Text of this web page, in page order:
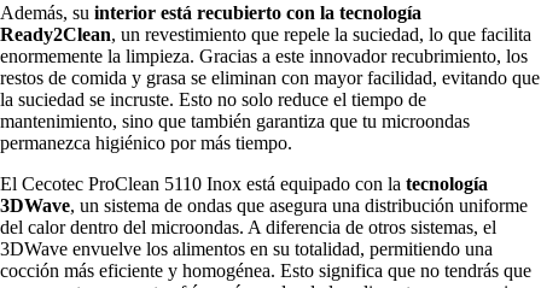
Además, su interior está recubierto con la tecnología
Ready2Clean, un revestimiento que repele la suciedad, lo que facilita
enormemente la limpieza. Gracias a este innovador recubrimiento, los
restos de comida y grasa se eliminan con mayor facilidad, evitando que
la suciedad se incruste. Esto no solo reduce el tiempo de
mantenimiento, sino que también garantiza que tu microondas
permanezca higiénico por más tiempo.
El Cecotec ProClean 5110 Inox está equipado con la tecnología
3DWave, un sistema de ondas que asegura una distribución uniforme
del calor dentro del microondas. A diferencia de otros sistemas, el
3DWave envuelve los alimentos en su totalidad, permitiendo una
cocción más eficiente y homogénea. Esto significa que no tendrás que